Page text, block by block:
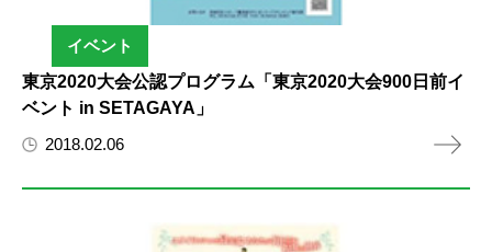
イベント
東京2020大会公認プログラム「東京2020大会900日前イ
ベント in SETAGAYA」
2018.02.06